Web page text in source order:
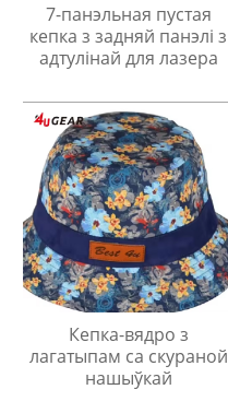
7-панэльная пустая
кепка з задняй панэлі з
адтулінай для лазера
Кепка-вядро з
лагатыпам са скураной
нашыўкай